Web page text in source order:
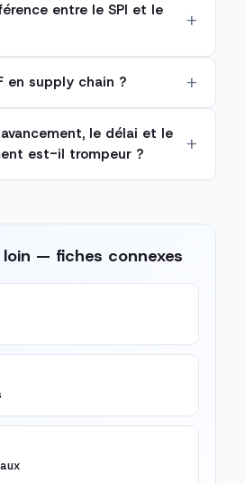
entre le SPI et le
en supply chain ?
le délai et le
est-il trompeur ?
loin — fiches connexes